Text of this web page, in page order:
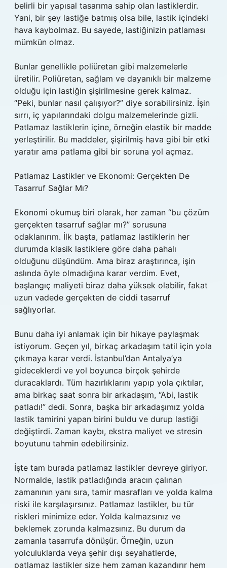
belirli bir yapısal tasarıma sahip olan lastiklerdir.
Yani, bir şey lastiğe batmış olsa bile, lastik içindeki
hava kaybolmaz. Bu sayede, lastiğinizin patlaması
mümkün olmaz.
Bunlar genellikle poliüretan gibi malzemelerle
üretilir. Poliüretan, sağlam ve dayanıklı bir malzeme
olduğu için lastiğin şişirilmesine gerek kalmaz.
“Peki, bunlar nasıl çalışıyor?” diye sorabilirsiniz. İşin
sırrı, iç yapılarındaki dolgu malzemelerinde gizli.
Patlamaz lastiklerin içine, örneğin elastik bir madde
yerleştirilir. Bu maddeler, şişirilmiş hava gibi bir etki
yaratır ama patlama gibi bir soruna yol açmaz.
Patlamaz Lastikler ve Ekonomi: Gerçekten De
Tasarruf Sağlar Mı?
Ekonomi okumuş biri olarak, her zaman “bu çözüm
gerçekten tasarruf sağlar mı?” sorusuna
odaklanırım. İlk başta, patlamaz lastiklerin her
durumda klasik lastiklere göre daha pahalı
olduğunu düşündüm. Ama biraz araştırınca, işin
aslında öyle olmadığına karar verdim. Evet,
başlangıç maliyeti biraz daha yüksek olabilir, fakat
uzun vadede gerçekten de ciddi tasarruf
sağlıyorlar.
Bunu daha iyi anlamak için bir hikaye paylaşmak
istiyorum. Geçen yıl, birkaç arkadaşım tatil için yola
çıkmaya karar verdi. İstanbul’dan Antalya’ya
gideceklerdi ve yol boyunca birçok şehirde
duracaklardı. Tüm hazırlıklarını yapıp yola çıktılar,
ama birkaç saat sonra bir arkadaşım, “Abi, lastik
patladı!” dedi. Sonra, başka bir arkadaşımız yolda
lastik tamirini yapan birini buldu ve durup lastiği
değiştirdi. Zaman kaybı, ekstra maliyet ve stresin
boyutunu tahmin edebilirsiniz.
İşte tam burada patlamaz lastikler devreye giriyor.
Normalde, lastik patladığında aracın çalınan
zamanının yanı sıra, tamir masrafları ve yolda kalma
riski ile karşılaşırsınız. Patlamaz lastikler, bu tür
riskleri minimize eder. Yolda kalmazsınız ve
beklemek zorunda kalmazsınız. Bu durum da
zamanla tasarrufa dönüşür. Örneğin, uzun
yolculuklarda veya şehir dışı seyahatlerde,
patlamaz lastikler size hem zaman kazandırır hem